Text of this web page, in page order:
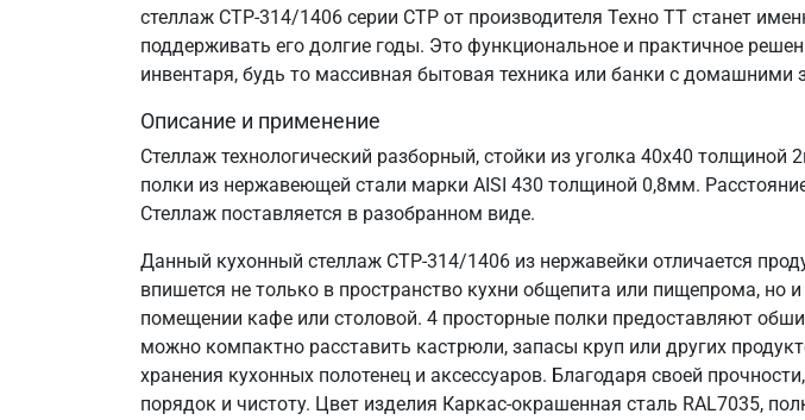
стеллаж СТР-314/1406 серии СТР от производителя Техно ТТ станет
поддерживать его долгие годы. Это функциональное и практичное
инвентаря, будь то массивная бытовая техника или банки с домашними
Описание и применение
Стеллаж технологический разборный, стойки из уголка 40х40
полки из нержавеющей стали марки AISI 430 толщиной 0,8мм.
Стеллаж поставляется в разобранном виде.
Данный кухонный стеллаж СТР-314/1406 из нержавейки отличается
впишется не только в пространство кухни общепита или пищепрома,
помещении кафе или столовой. 4 просторные полки предоставляют
можно компактно расставить кастрюли, запасы круп или других
хранения кухонных полотенец и аксессуаров. Благодаря своей
порядок и чистоту. Цвет изделия Каркас-окрашенная сталь RAL7035,